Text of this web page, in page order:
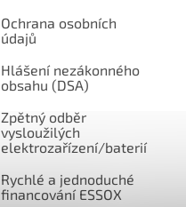
Ochrana osobních
údajů
Hlášení nezákonného
obsahu (DSA)
Zpětný odběr
vysloužilých
elektrozařízení/baterií
Rychlé a jednoduché
financování ESSOX